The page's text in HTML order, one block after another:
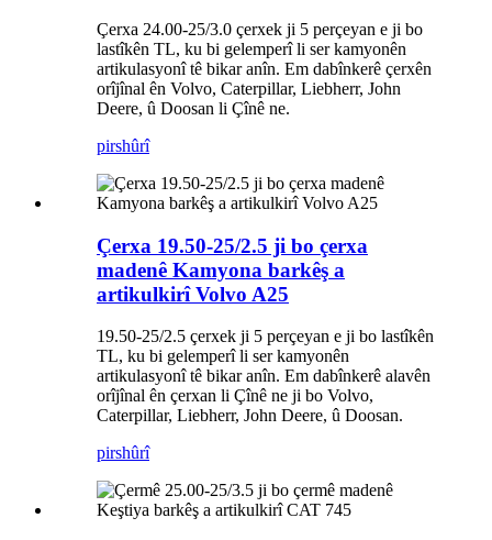
Çerxa 24.00-25/3.0 çerxek ji 5 perçeyan e ji bo
lastîkên TL, ku bi gelemperî li ser kamyonên
artikulasyonî tê bikar anîn. Em dabînkerê çerxên
orîjînal ên Volvo, Caterpillar, Liebherr, John
Deere, û Doosan li Çînê ne.
pirshûrî
Çerxa 19.50-25/2.5 ji bo çerxa
madenê Kamyona barkêş a
artikulkirî Volvo A25
19.50-25/2.5 çerxek ji 5 perçeyan e ji bo lastîkên
TL, ku bi gelemperî li ser kamyonên
artikulasyonî tê bikar anîn. Em dabînkerê alavên
orîjînal ên çerxan li Çînê ne ji bo Volvo,
Caterpillar, Liebherr, John Deere, û Doosan.
pirshûrî